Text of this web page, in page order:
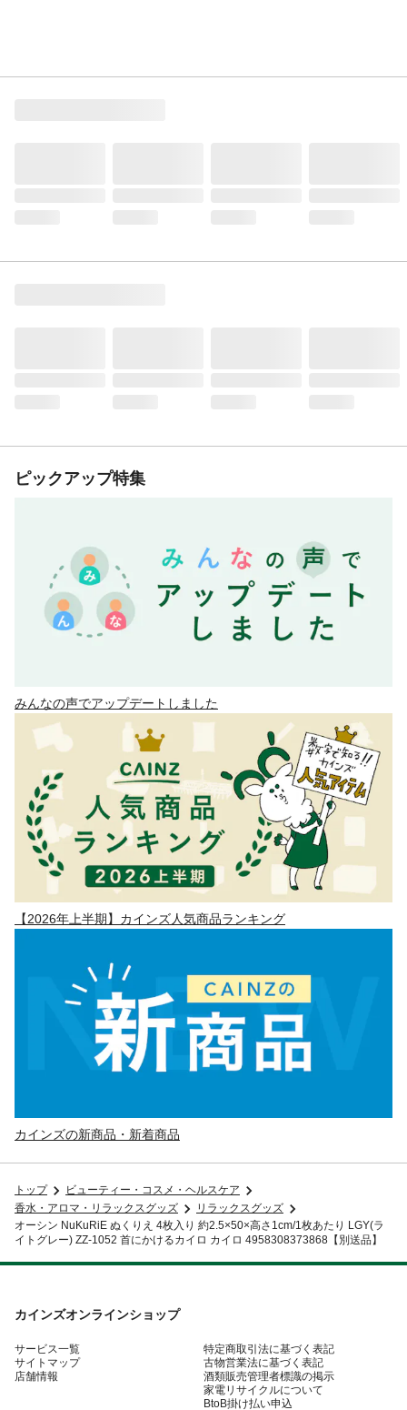
ピックアップ特集
みんなの声でアップデートしました
【2026年上半期】カインズ人気商品ランキング
カインズの新商品・新着商品
トップ
ビューティー・コスメ・ヘルスケア
香水・アロマ・リラックスグッズ
リラックスグッズ
オーシン NuKuRiE ぬくりえ 4枚入り 約2.5×50×高さ1cm/1枚あたり LGY(ラ
イトグレー) ZZ-1052 首にかけるカイロ カイロ 4958308373868【別送品】
カインズオンラインショップ
サービス一覧
サイトマップ
店舗情報
特定商取引法に基づく表記
古物営業法に基づく表記
酒類販売管理者標識の掲示
家電リサイクルについて
BtoB掛け払い申込